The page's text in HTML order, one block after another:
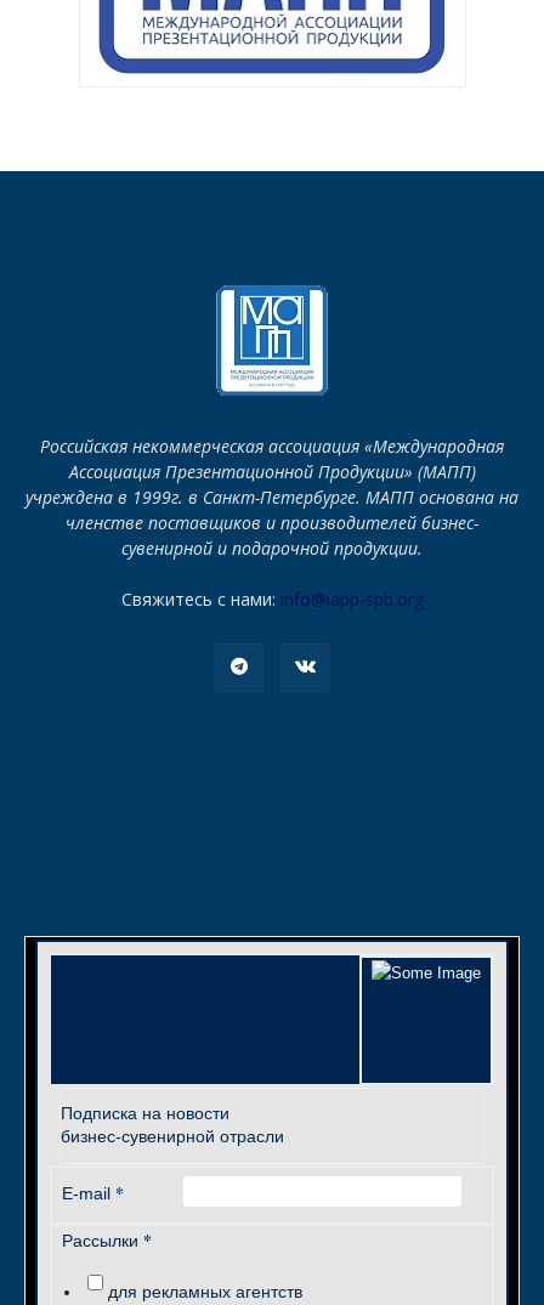
Российская некоммерческая ассоциация «Международная
Ассоциация Презентационной Продукции» (МАПП)
учреждена в 1999г. в Санкт-Петербурге. МАПП основана на
членстве поставщиков и производителей бизнес-
сувенирной и подарочной продукции.
Свяжитесь с нами: info@iapp-spb.org
Подписка на новости
бизнес-сувенирной отрасли
E-mail *
Рассылки *
для рекламных агентств